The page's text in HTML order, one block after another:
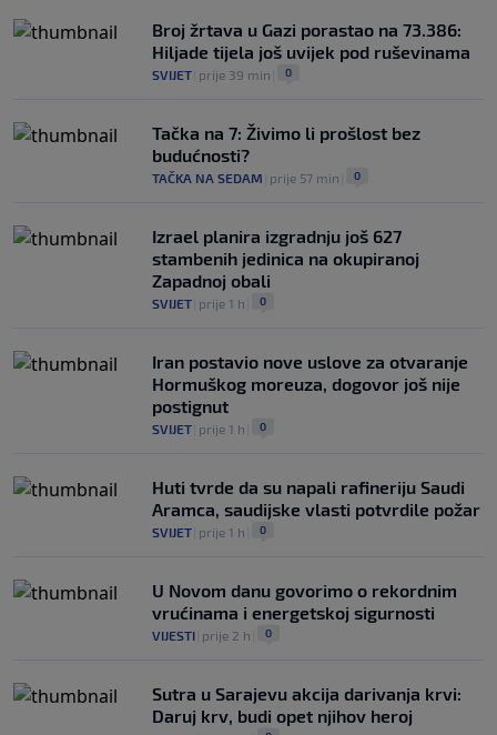
Broj žrtava u Gazi porastao na 73.386:
Hiljade tijela još uvijek pod ruševinama
SVIJET prije 39 min 0
Tačka na 7: Živimo li prošlost bez
budućnosti?
TAČKA NA SEDAM prije 57 min 0
Izrael planira izgradnju još 627
stambenih jedinica na okupiranoj
Zapadnoj obali
SVIJET prije 1 h 0
Iran postavio nove uslove za otvaranje
Hormuškog moreuza, dogovor još nije
postignut
SVIJET prije 1 h 0
Huti tvrde da su napali rafineriju Saudi
Aramca, saudijske vlasti potvrdile požar
SVIJET prije 1 h 0
U Novom danu govorimo o rekordnim
vrućinama i energetskoj sigurnosti
VIJESTI prije 2 h 0
Sutra u Sarajevu akcija darivanja krvi:
Daruj krv, budi opet njihov heroj